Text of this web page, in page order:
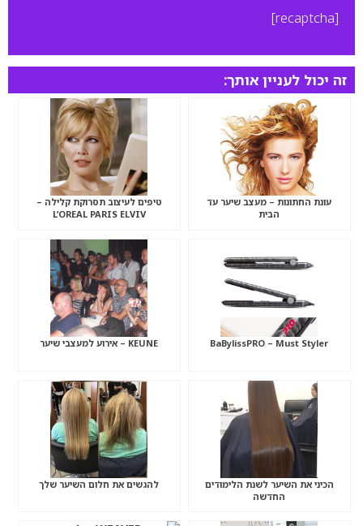
[recaptcha]
זה יכול לעניין אותך:
עונת החתונות – מעצב שיער עד
הבית
טיפים לעיצוב תסרוקת קלילה –
L’OREAL PARIS ELVIV
BaBylissPRO – Must Styler KEUNE – אירוע למעצבי שיער
הכיני את השיער לשנת הלימודים
החדשה
להגשים את חלום השיער שלך